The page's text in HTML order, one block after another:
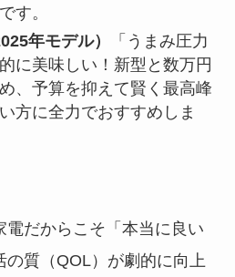
す。
年モデル）
「うまみ圧力
に美味しい！新型と数万円
、予算を抑えて賢く最高峰
方に全力でおすすめしま
電だからこそ「本当に良い
の質（QOL）が劇的に向上